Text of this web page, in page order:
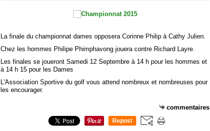
La finale du championnat dames opposera Corinne Philip à Cathy Julien.
Chez les hommes Philipe Phimphavong jouera contre Richard Layre.
Les finales se joueront Samedi 12 Septembre à 14 h pour les hommes et
à 14 h 15 pour les Dames
L'Association Sportive du golf vous attend nombreux et nombreuses pour
les encourager.
commentaires
Repost